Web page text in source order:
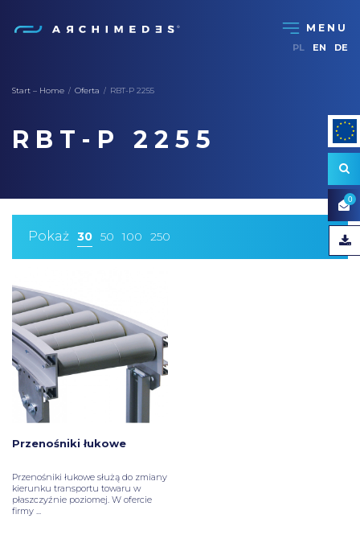
0
PL EN DE
Start – Home / Oferta / RBT-P 2255
RBT-P 2255
Pokaż 30 50 100 250
Przenośniki łukowe
Przenośniki łukowe służą do zmiany
kierunku transportu towaru w
płaszczyźnie poziomej. W ofercie
firmy ...